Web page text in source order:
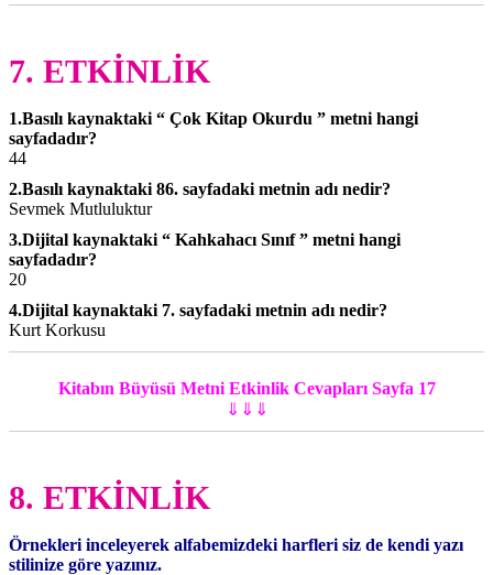
7. ETKİNLİK
1.Basılı kaynaktaki “ Çok Kitap Okurdu ” metni hangi
sayfadadır?
44
2.Basılı kaynaktaki 86. sayfadaki metnin adı nedir?
Sevmek Mutluluktur
3.Dijital kaynaktaki “ Kahkahacı Sınıf ” metni hangi
sayfadadır?
20
4.Dijital kaynaktaki 7. sayfadaki metnin adı nedir?
Kurt Korkusu
Kitabın Büyüsü Metni Etkinlik Cevapları Sayfa 17
⇓⇓⇓
8. ETKİNLİK
Örnekleri inceleyerek alfabemizdeki harfleri siz de kendi yazı
stilinize göre yazınız.